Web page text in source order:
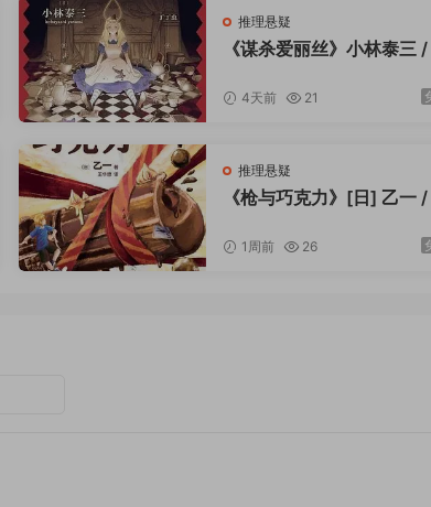
推理悬疑
《谋杀爱丽丝》小林泰三 /
23-9
4天前 21
推理悬疑
《枪与巧克力》[日] 乙一 /
23-12
1周前 26